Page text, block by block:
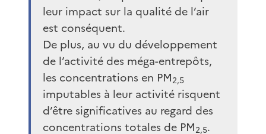
leur impact sur la qualité de l’air
est conséquent.
De plus, au vu du développement
de l’activité des méga-entrepôts,
les concentrations en PM2,5
imputables à leur activité risquent
d’être significatives au regard des
concentrations totales de PM2,5.